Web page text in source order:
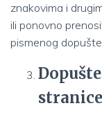
znakovima i
ili ponovno
pismenog